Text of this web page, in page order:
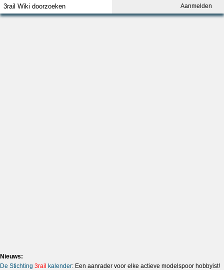
Aanmelden
Nieuws:
De Stichting 3rail kalender: Een aanrader voor elke actieve modelspoor hobbyist!